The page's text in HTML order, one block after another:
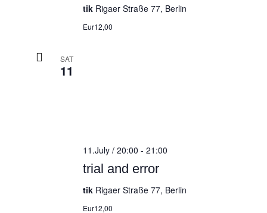
tik Rigaer Straße 77, Berlin
Eur12,00
SAT
11
trial and error
11.July / 20:00 - 21:00
tik Rigaer Straße 77, Berlin
Eur12,00